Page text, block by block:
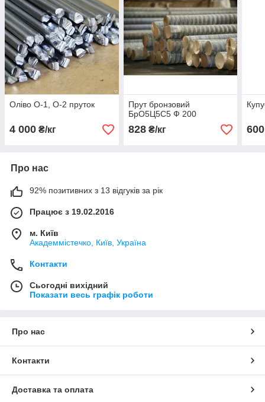
Оліво О-1, О-2 пруток
4 000 ₴/кг
Прут бронзовий
БрО5Ц5С5 Ф 200
828₴/кг 600
Про нас
92% позитивних з 13 відгуків за рік
Працює з 19.02.2016
м. Київ
Академмістечко, Київ, Україна
Контакти
Сьогодні вихідний
Показати весь графік роботи
Про нас
Контакти
Доставка та оплата